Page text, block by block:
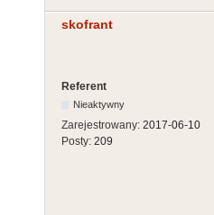
skofrant
Referent
Nieaktywny
Zarejestrowany: 2017-06-10
Posty: 209